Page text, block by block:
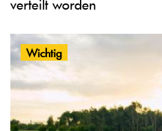
verteilt worden
Wichtig